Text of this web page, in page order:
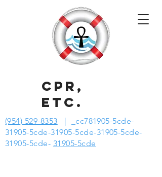
CPR,
ETC.
(954) 529-8353 | _cc781905-5cde-
31905-5cde-31905-5cde-31905-5cde-
31905-5cde- 31905-5cde